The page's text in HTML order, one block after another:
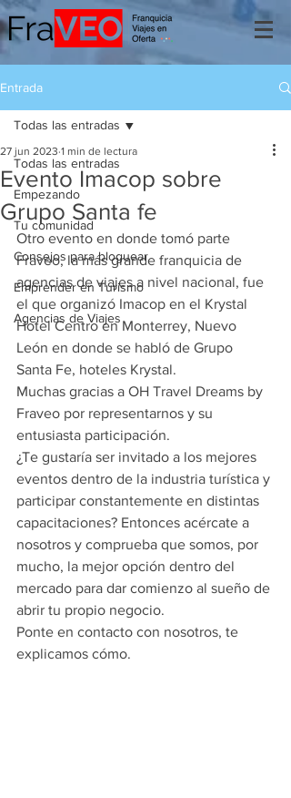
Entrada
Todas las entradas
Empezando
Tu comunidad
Consejos para bloguear
Emprender en Turismo
Agencias de Viajes
Todas las entradas
Evento Imacop sobre
Grupo Santa fe
27 jun 2023 1 min de lectura
Otro evento en donde tomó parte
Fraveo, la más grande franquicia de
agencias de viajes a nivel nacional, fue
el que organizó Imacop en el Krystal
Hotel Centro en Monterrey, Nuevo
León en donde se habló de Grupo
Santa Fe, hoteles Krystal.
Muchas gracias a OH Travel Dreams by
Fraveo por representarnos y su
entusiasta participación.
¿Te gustaría ser invitado a los mejores
eventos dentro de la industria turística y
participar constantemente en distintas
capacitaciones? Entonces acércate a
nosotros y comprueba que somos, por
mucho, la mejor opción dentro del
mercado para dar comienzo al sueño de
abrir tu propio negocio.
Ponte en contacto con nosotros, te
explicamos cómo.